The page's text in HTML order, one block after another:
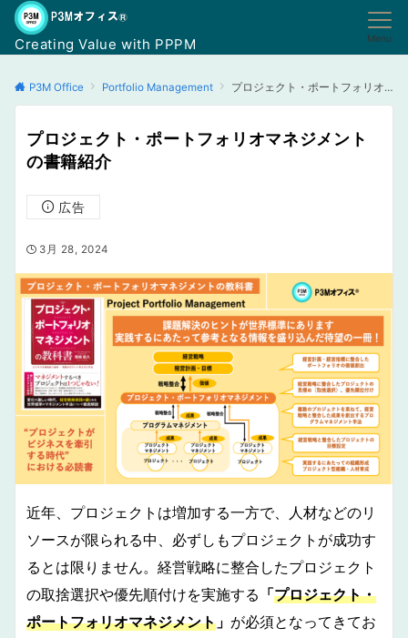
Creating Value with PPPM Menu
P3M Office Portfolio Management プロジェクト・ポートフォリオマネジメントの書籍紹介
プロジェクト・ポートフォリオマネジメント
の書籍紹介
広告
3月 28, 2024
近年、プロジェクトは増加する一方で、人材などのリ
ソースが限られる中、必ずしもプロジェクトが成功す
るとは限りません。経営戦略に整合したプロジェクト
の取捨選択や優先順付けを実施する 「プロジェクト・
ポートフォリオマネジメント 」 が必須となってきてお